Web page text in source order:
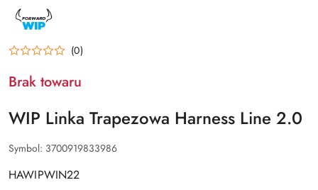
NAZWA
PRODUCENTA:
FORWARD
(0)
Brak towaru
WIP Linka Trapezowa Harness Line 2.0
Symbol: 3700919833986
HAWIPWIN22